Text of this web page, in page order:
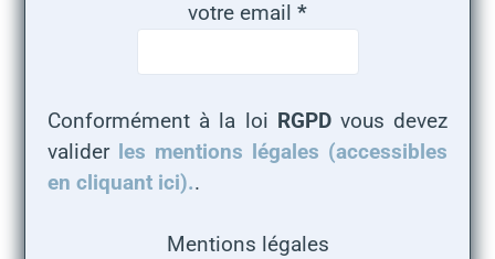
votre email *
Conformément à la loi RGPDvous devez
valider les mentions légales (accessibles
en cliquant ici)..
Mentions légales